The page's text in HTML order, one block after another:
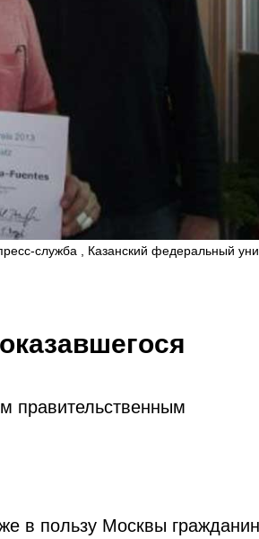
служба , Казанский федеральный
правительственным
в пользу Москвы